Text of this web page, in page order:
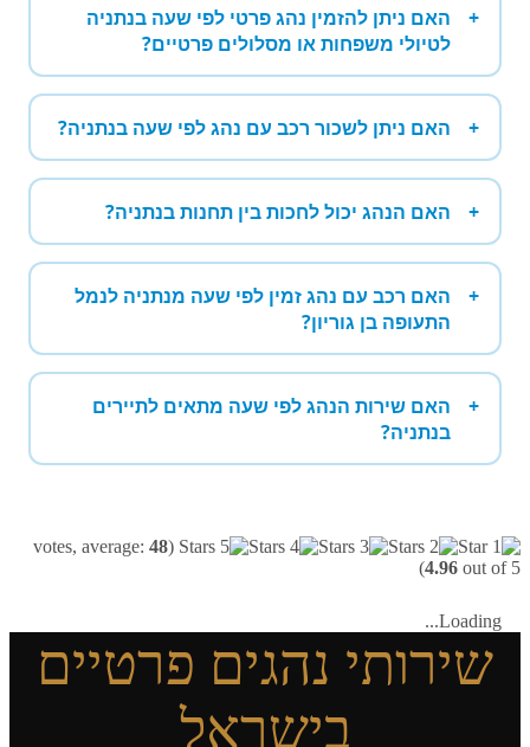
האם ניתן להזמין נהג פרטי לפי שעה בנתניה
לטיולי משפחות או מסלולים פרטיים?
האם ניתן לשכור רכב עם נהג לפי שעה בנתניה?
האם הנהג יכול לחכות בין תחנות בנתניה?
האם רכב עם נהג זמין לפי שעה מנתניה לנמל
התעופה בן גוריון?
האם שירות הנהג לפי שעה מתאים לתיירים
בנתניה?
(
48
4.96 out of 5)
Loading...
שירותי נהגים פרטיים
בישראל